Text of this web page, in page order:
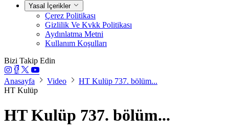
Yasal İçerikler
Çerez Politikası
Gizlilik Ve Kvkk Politikası
Aydınlatma Metni
Kullanım Koşulları
Bizi Takip Edin
Anasayfa Video
HT Kulüp 737. bölüm...
HT Kulüp
HT Kulüp 737. bölüm...